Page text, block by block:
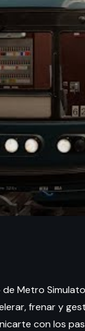
de Metro
frenar y
con los